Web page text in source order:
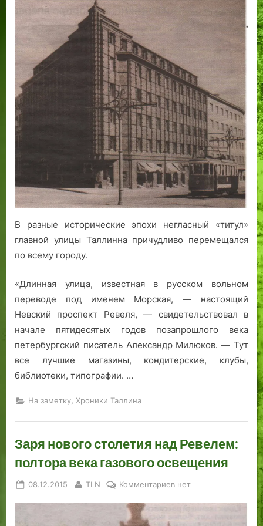
Пикк,
Виру,
бульвар
Ленина:
в
поисках
самой
главной
таллиннской
улицы
В разные исторические эпохи негласный «титул»
главной улицы Таллинна причудливо перемещался
по всему городу.
«Длинная улица, известная в русском вольном
переводе под именем Морская, — настоящий
Невский проспект Ревеля, — свидетельствовал в
начале пятидесятых годов позапрошлого века
петербургский писатель Александр Милюков. — Тут
все лучшие магазины, кондитерские, клубы,
библиотеки, типографии. …
На заметку, Хроники Таллина
Заря нового столетия над Ревелем:
полтора века газового освещения
Posted
08.12.2015 By
TLN Комментариевк
нового
нет